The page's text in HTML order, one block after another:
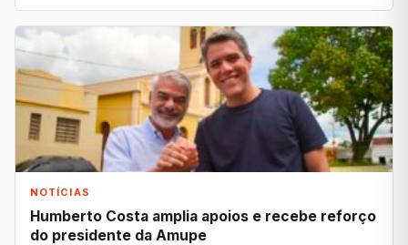
NOTÍCIAS
Humberto Costa amplia apoios e recebe reforço
do presidente da Amupe